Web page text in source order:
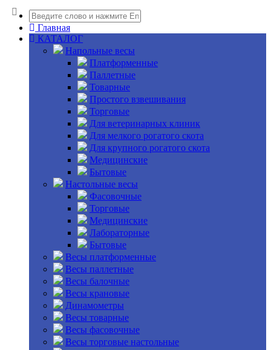
Главная
КАТАЛОГ
Напольные весы
Платформенные
Паллетные
Товарные
Простого взвешивания
Торговые
Для ветеринарных клиник
Для мелкого рогатого скота
Для крупного рогатого скота
Медицинские
Бытовые
Настольные весы
Фасовочные
Торговые
Медицинские
Лабораторные
Бытовые
Весы платформенные
Весы паллетные
Весы балочные
Весы крановые
Динамометры
Весы товарные
Весы фасовочные
Весы торговые настольные